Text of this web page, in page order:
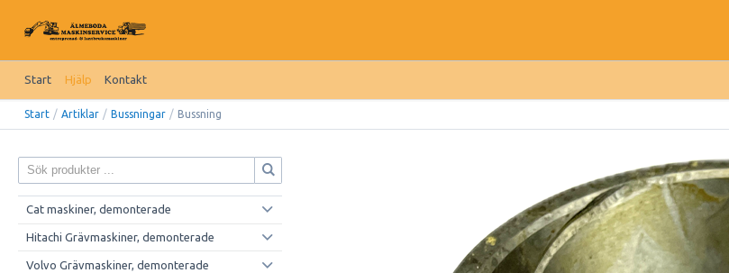
Start Hjälp Kontakt
Start / Artiklar / Bussningar / Bussning
Cat maskiner, demonterade
Hitachi Grävmaskiner, demonterade
Volvo Grävmaskiner, demonterade